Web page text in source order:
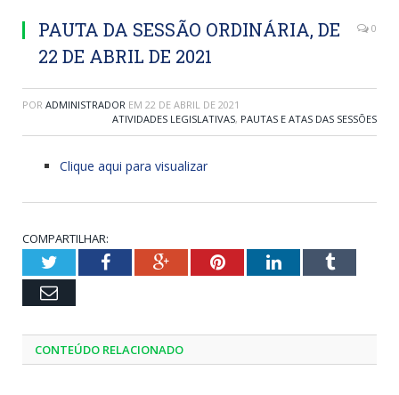
PAUTA DA SESSÃO ORDINÁRIA, DE
22 DE ABRIL DE 2021
0
POR ADMINISTRADOR EM 22 DE ABRIL DE 2021
ATIVIDADES LEGISLATIVAS, PAUTAS E ATAS DAS SESSÕES
Clique aqui para visualizar
COMPARTILHAR:
TwitterFacebookGoogle+PinterestLinkedInTumblr
Email
CONTEÚDO RELACIONADO